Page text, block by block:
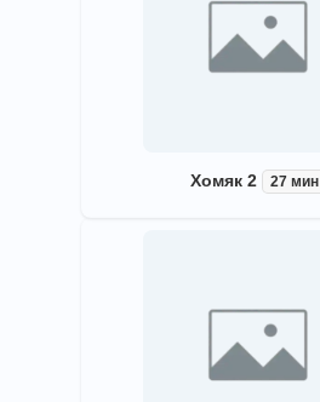
Хомяк 2 27 мин